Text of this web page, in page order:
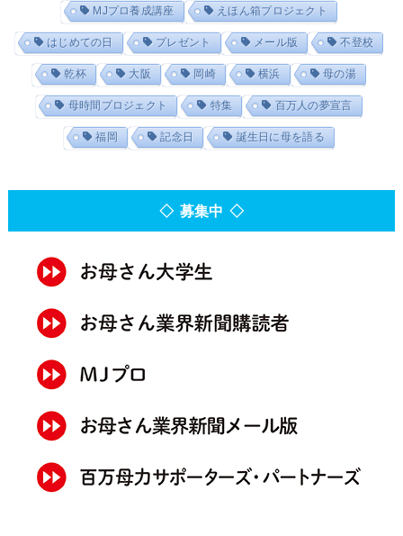
MJプロ養成講座 えほん箱プロジェクト
はじめての日 プレゼント メール版 不登校
乾杯 大阪 岡崎 横浜 母の湯
母時間プロジェクト 特集 百万人の夢宣言
福岡 記念日 誕生日に母を語る
◇ 募集中 ◇